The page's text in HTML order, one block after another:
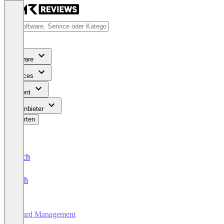
Software
Services
Content
Für Anbieter
Bewerten
Deutsch
English
Board Management